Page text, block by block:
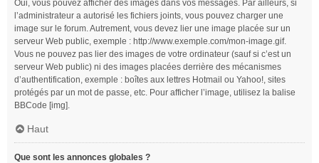
Oui, vous pouvez afficher des images dans vos messages. Par ailleurs, si
l’administrateur a autorisé les fichiers joints, vous pouvez charger une
image sur le forum. Autrement, vous devez lier une image placée sur un
serveur Web public, exemple : http://www.exemple.com/mon-image.gif.
Vous ne pouvez pas lier des images de votre ordinateur (sauf si c’est un
serveur Web public) ni des images placées derrière des mécanismes
d’authentification, exemple : boîtes aux lettres Hotmail ou Yahoo!, sites
protégés par un mot de passe, etc. Pour afficher l’image, utilisez la balise
BBCode [img].
Haut
Que sont les annonces globales ?